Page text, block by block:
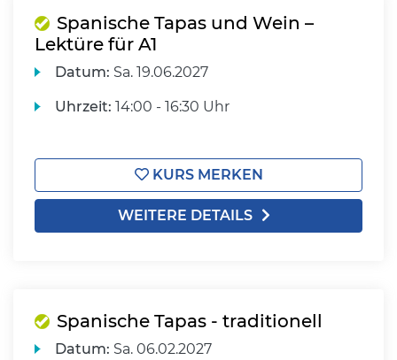
Spanische Tapas und Wein –
Lektüre für A1
Datum: Sa. 19.06.2027
Uhrzeit: 14:00 - 16:30 Uhr
KURS MERKEN
WEITERE DETAILS
Spanische Tapas - traditionell
Datum: Sa. 06.02.2027